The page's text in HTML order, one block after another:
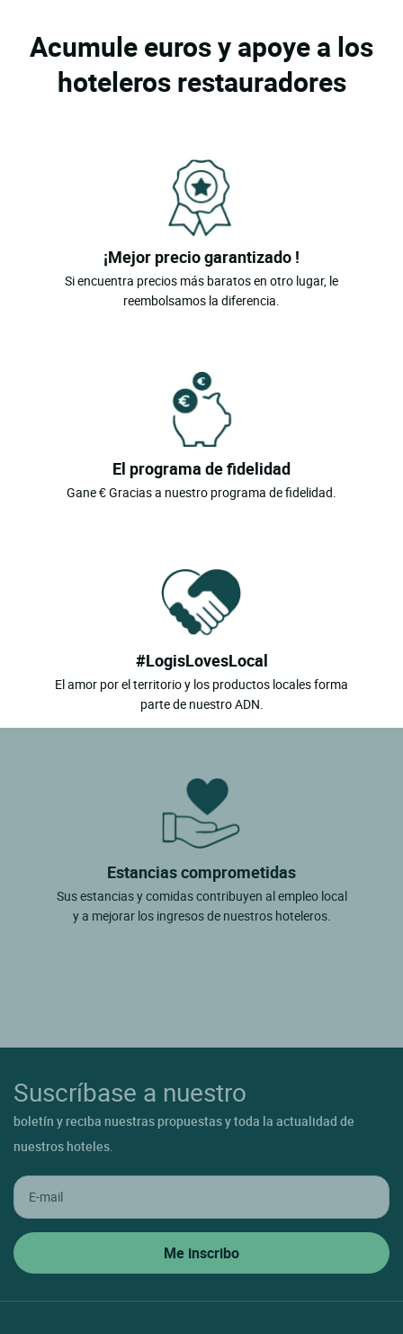
Acumule euros y apoye a los
hoteleros restauradores
¡Mejor precio garantizado !
Si encuentra precios más baratos en otro lugar, le
reembolsamos la diferencia.
El programa de fidelidad
Gane € Gracias a nuestro programa de fidelidad.
#LogisLovesLocal
El amor por el territorio y los productos locales forma
parte de nuestro ADN.
Estancias comprometidas
Sus estancias y comidas contribuyen al empleo local
y a mejorar los ingresos de nuestros hoteleros.
Suscríbase a nuestro
boletín y reciba nuestras propuestas y toda la actualidad de
nuestros hoteles.